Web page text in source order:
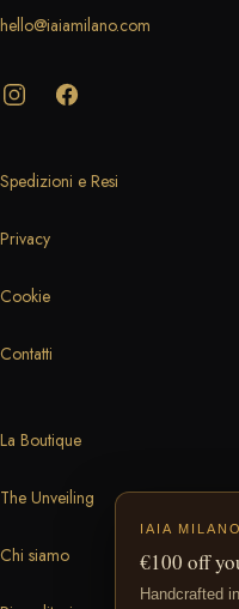
hello@iaiamilano.com
Spedizioni e Resi
Privacy
Cookie
Contatti
La Boutique
The Unveiling
Chi siamo
IAIA MILANO
€100 off
Handcrafted